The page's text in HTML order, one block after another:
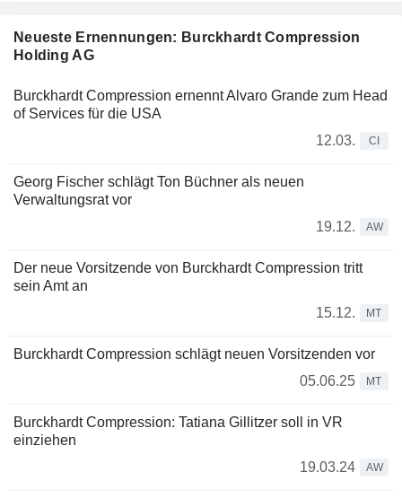
Neueste Ernennungen: Burckhardt Compression
Holding AG
Burckhardt Compression ernennt Alvaro Grande zum Head
of Services für die USA
12.03.
CI
Georg Fischer schlägt Ton Büchner als neuen
Verwaltungsrat vor
19.12.
AW
Der neue Vorsitzende von Burckhardt Compression tritt
sein Amt an
15.12.
MT
Burckhardt Compression schlägt neuen Vorsitzenden vor
05.06.25
MT
Burckhardt Compression: Tatiana Gillitzer soll in VR
einziehen
19.03.24
AW